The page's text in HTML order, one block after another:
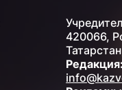
420066,
Редакция: